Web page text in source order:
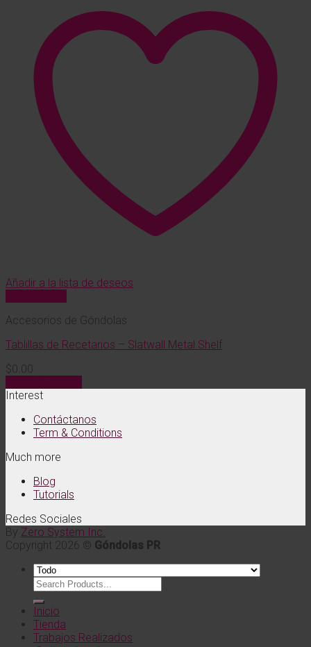
Añadir a la lista de deseos
Accesorios de Góndolas
Tablillas de Recetarios – Slatwall Metal Shelf
$0.00
Interest
Contáctanos
Term & Conditions
Much more
Blog
Tutorials
Redes Sociales
By Zero System Inc.
Copyright 2026 © Góndolas PR
Buscar
por:
Inicio
Tienda
Trabajos Realizados